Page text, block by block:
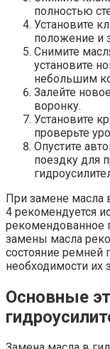
полностью
Установите
положение и
Снимите
установите
небольшим
Залейте
воронку.
Установите
проверьте
Опустите
поездку для
При замене масла
4 рекомендуется
рекомендованное
замены масла
состояние ремней
необходимости их
Основные